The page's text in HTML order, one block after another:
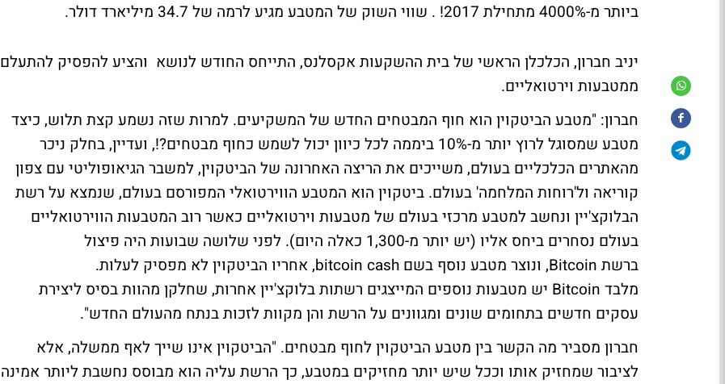
ביותר מ-4000% מתחילת 2017! . שווי השוק של המטבע מגיע לרמה של 34.7 מיליארד דולר.
יניב חברון, הכלכלן הראשי של בית ההשקעות אקסלנס, התייחס החודש לנושא והציע להפסיק להתעלם
ממטבעות וירטואליים.
חברון: "מטבע הביטקוין הוא חוף המבטחים החדש של המשקיעים. למרות שזה נשמע קצת תלוש, כיצד
מטבע שמסוגל לרוץ יותר מ-10% ביממה לכל כיוון יכול לשמש כחוף מבטחים?!, ועדיין, בחלק ניכר
מהאתרים הכלכליים בעולם, משייכים את הריצה האחרונה של הביטקוין, למשבר הגיאופוליטי עם צפון
קוריאה ול'רוחות המלחמה' בעולם. ביטקוין הוא המטבע הווירטואלי המפורסם בעולם, שנמצא על רשת
הבלוקצ'יין ונחשב למטבע מרכזי בעולם של מטבעות וירטואליים כאשר רוב המטבעות הווירטואליים
בעולם נסחרים ביחס אליו (יש יותר מ-1,300 כאלה היום). לפני שלושה שבועות היה פיצול
ברשת Bitcoin, ונוצר מטבע נוסף בשם bitcoin cash, אחריו הביטקוין לא מפסיק לעלות.
מלבד Bitcoin יש מטבעות נוספים המייצגים רשתות בלוקצ'יין אחרות, שחלקן מהוות בסיס ליצירת
עסקים חדשים בתחומים שונים ומגוונים על הרשת והן מקוות לזכות בנתח מהעולם החדש".
חברון מסביר מה הקשר בין מטבע הביטקוין לחוף מבטחים. "הביטקוין אינו שייך לאף ממשלה, אלא
לציבור שמחזיק אותו וככל שיש יותר מחזיקים במטבע, כך הרשת עליה הוא מבוסס נחשבת ליותר אמינה